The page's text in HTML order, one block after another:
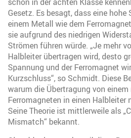
Gesetz. Es besagt, dass eine
einem Metall wie dem
sie aufgrund des niedrigen
Strömen führen würde. „Je mehr
Halbleiter übertragen wird, desto
Spannung und der Ferromagnet
Kurzschluss“, so Schmidt. Diese
warum die Übertragung von
Ferromagneten in einen
Seine Theorie ist mittlerweile als
Mismatch“ bekannt.